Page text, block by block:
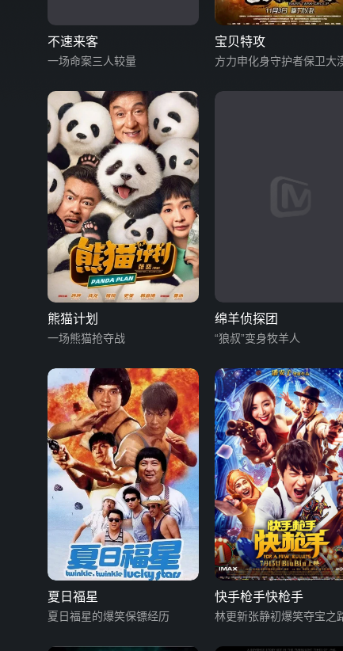
不速来客
一场命案三人较量
宝贝特攻
方力申化身守护者保卫大
熊猫计划
一场熊猫抢夺战
绵羊侦探团
“狼叔”变身牧羊人
夏日福星
夏日福星的爆笑保镖经历
快手枪手快枪手
林更新张静初爆笑夺宝之